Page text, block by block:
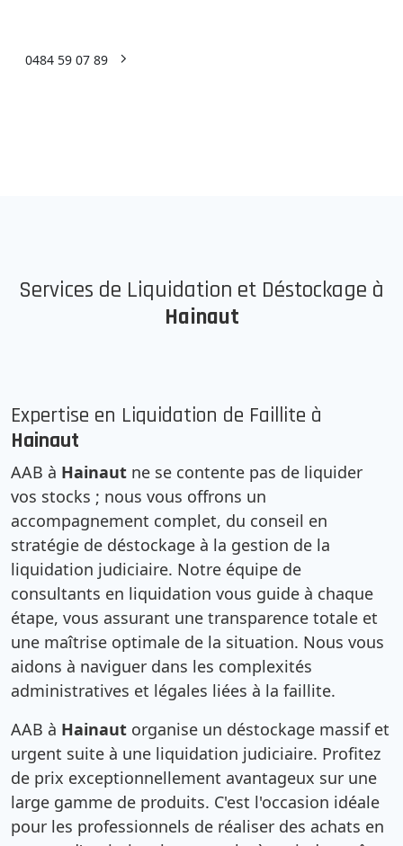
0484 59 07 89
Services de Liquidation et Déstockage à
Hainaut
Expertise en Liquidation de Faillite à
Hainaut
AAB à Hainaut ne se contente pas de liquider
vos stocks ; nous vous offrons un
accompagnement complet, du conseil en
stratégie de déstockage à la gestion de la
liquidation judiciaire. Notre équipe de
consultants en liquidation vous guide à chaque
étape, vous assurant une transparence totale et
une maîtrise optimale de la situation. Nous vous
aidons à naviguer dans les complexités
administratives et légales liées à la faillite.
AAB à Hainaut organise un déstockage massif et
urgent suite à une liquidation judiciaire. Profitez
de prix exceptionnellement avantageux sur une
large gamme de produits. C'est l'occasion idéale
pour les professionnels de réaliser des achats en